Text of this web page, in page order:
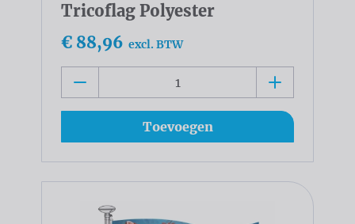
Tricoflag Polyester
€ 88,96 excl. BTW
Toevoegen